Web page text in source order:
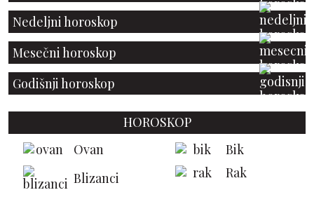
Nedeljni horoskop
Mesečni horoskop
Godišnji horoskop
HOROSKOP
Ovan
Bik
Blizanci
Rak